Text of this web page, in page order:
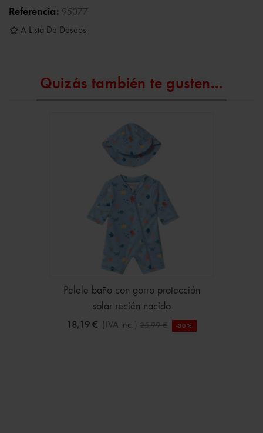
Referencia: 95077
A Lista De Deseos
Quizás también te gusten...
Pelele baño con gorro protección
solar recién nacido
18,19 € (IVA inc.) 25,99 € -30%